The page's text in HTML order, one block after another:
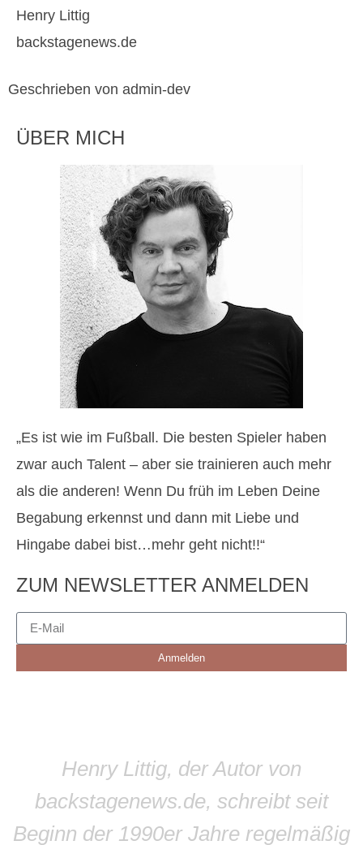
Henry Littig
backstagenews.de
Geschrieben von admin-dev
ÜBER MICH
„Es ist wie im Fußball. Die besten Spieler haben
zwar auch Talent – aber sie trainieren auch mehr
als die anderen! Wenn Du früh im Leben Deine
Begabung erkennst und dann mit Liebe und
Hingabe dabei bist…mehr geht nicht!!“
ZUM NEWSLETTER ANMELDEN
Anmelden
Henry Littig, der Autor von
backstagenews.de, schreibt seit
Beginn der 1990er Jahre regelmäßig